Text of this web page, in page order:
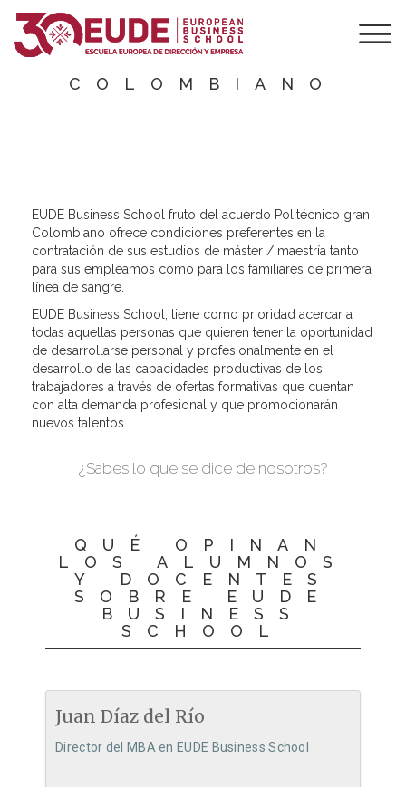
POLITÉCNICO
COLOMBIANO
EUDE Business School fruto del acuerdo Politécnico gran
Colombiano ofrece condiciones preferentes en la
contratación de sus estudios de máster / maestría tanto
para sus empleamos como para los familiares de primera
línea de sangre.
EUDE Business School, tiene como prioridad acercar a
todas aquellas personas que quieren tener la oportunidad
de desarrollarse personal y profesionalmente en el
desarrollo de las capacidades productivas de los
trabajadores a través de ofertas formativas que cuentan
con alta demanda profesional y que promocionarán
nuevos talentos.
¿Sabes lo que se dice de nosotros?
QUÉ OPINAN
LOS ALUMNOS
Y DOCENTES
SOBRE EUDE
BUSINESS
SCHOOL
Juan Díaz del Río
Director del MBA en EUDE Business School